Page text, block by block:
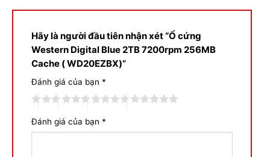
Hãy là người đầu tiên nhận xét “Ổ cứng
Western Digital Blue 2TB 7200rpm 256MB
Cache ( WD20EZBX)”
Đánh giá của bạn *
Đánh giá của bạn *